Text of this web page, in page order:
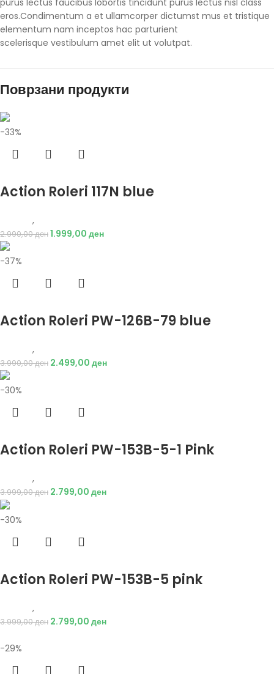
eros.Condimentum a et ullamcorper dictumst mus et tristique
elementum nam inceptos hac parturient
scelerisque vestibulum amet elit ut volutpat.
Поврзани продукти
-33%
Action Roleri 117N blue
,
2.990,00ден1.999,00 ден
-37%
Action Roleri PW-126B-79 blue
,
3.990,00ден 2.499,00 ден
-30%
Action Roleri PW-153B-5-1 Pink
,
3.999,00ден 2.799,00 ден
-30%
Action Roleri PW-153B-5 pink
,
3.999,00ден 2.799,00 ден
-29%